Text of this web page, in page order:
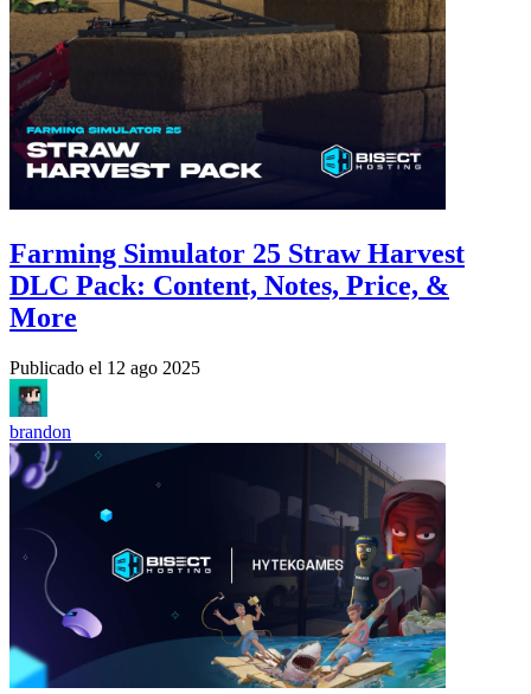
Farming Simulator 25 Straw Harvest
DLC Pack: Content, Notes, Price, &
More
Publicado el 12 ago 2025
brandon